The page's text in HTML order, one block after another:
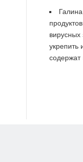
Галина
вирусных
укрепить
содержат